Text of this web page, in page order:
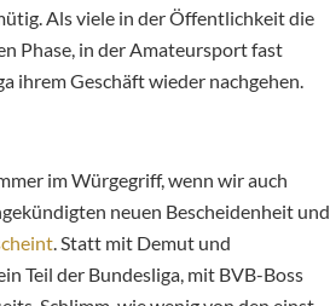
Als viele in der Öffentlichkeit die
Phase, in der Amateursport fast
ihrem Geschäft wieder nachgehen.
im Würgegriff, wenn wir auch
neuen Bescheidenheit und
. Statt mit Demut und
Teil der Bundesliga, mit BVB-Boss